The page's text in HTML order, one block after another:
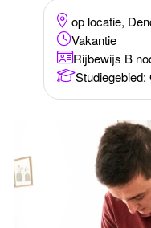
op locatie,
Vakantie
Rijbewijs B
Studiegebied: